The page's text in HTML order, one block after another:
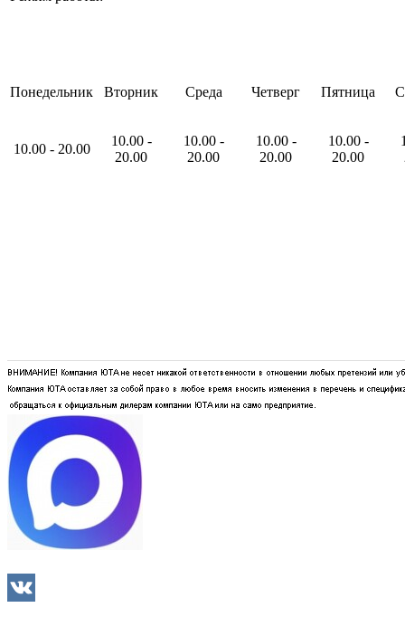
Понедельник Вторник Среда Четверг Пятница
10.00 -20.00
10.00 -
20.00
10.00 -
20.00
10.00 -
20.00
10.00 -
20.00